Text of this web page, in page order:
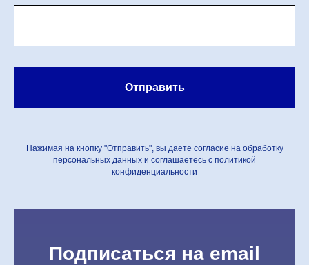
Отправить
Нажимая на кнопку "Отправить", вы даете согласие на обработку
персональных данных и соглашаетесь c политикой
конфиденциальности
Подписаться на email